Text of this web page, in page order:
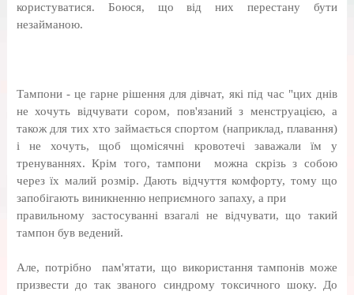
користуватися. Боюся, що від них перестану бути
незайманою.
Тампони - це гарне рішення для дівчат, які під час "цих днів
не хочуть відчувати сором, пов'язаний з менструацією, а
також для тих хто займається спортом (наприклад, плавання)
і не хочуть, щоб щомісячні кровотечі заважали їм у
тренуваннях. Крім того, тампони можна скрізь з собою
через їх малий розмір. Дають відчуття комфорту, тому що
запобігають виникненню неприємного запаху, а при
правильному застосуванні взагалі не відчувати, що такий
тампон був ведений.
Але, потрібно пам'ятати, що використання тампонів може
призвести до так званого синдрому токсичного шоку. До